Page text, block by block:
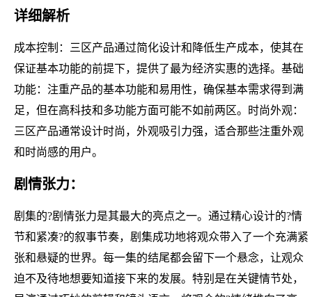
详细解析
成本控制：三区产品通过简化设计和降低生产成本，使其在
保证基本功能的前提下，提供了最为经济实惠的选择。基础
功能：注重产品的基本功能和易用性，确保基本需求得到满
足，但在高科技和多功能方面可能不如前两区。时尚外观：
三区产品通常设计时尚，外观吸引力强，适合那些注重外观
和时尚感的用户。
剧情张力：
剧集的?剧情张力是其最大的亮点之一。通过精心设计的?情
节和紧凑?的叙事节奏，剧集成功地将观众带入了一个充满紧
张和悬疑的世界。每一集的结尾都会留下一个悬念，让观众
迫不及待地想要知道接下来的发展。特别是在关键情节处，